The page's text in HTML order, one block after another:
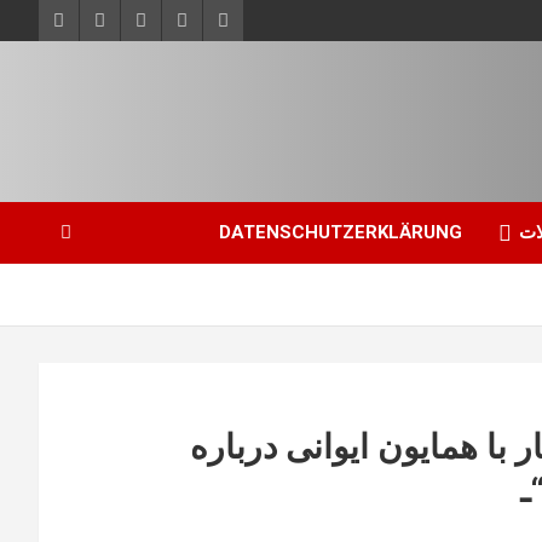
DATENSCHUTZERKLÄRUNG
همایون ایوانی درباره